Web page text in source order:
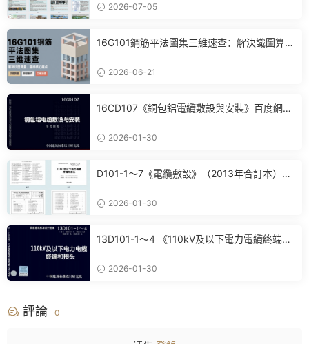
2026-07-05
16G101鋼筋平法圖集三維速查：解決識圖算
2026-06-21
16CD107《銅包鋁電纜敷設與安裝》百度網盤
2026-01-30
D101-1～7《電纜敷設》（2013年合訂本）百
2026-01-30
13D101-1～4 《110kV及以下電力電纜終端和
載 2026-01-30
評論 0